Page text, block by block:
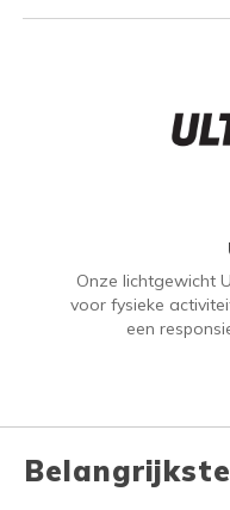
Onze lichtgewicht
voor fysieke
een